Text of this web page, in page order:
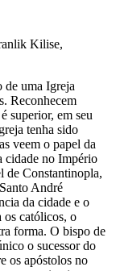
Kilise,
de uma Igreja
Reconhecem
superior, em seu
tenha sido
veem o papel da
cidade no Império
de Constantinopla,
André
da cidade e o
os católicos, o
forma. O bispo de
o sucessor do
os apóstolos no